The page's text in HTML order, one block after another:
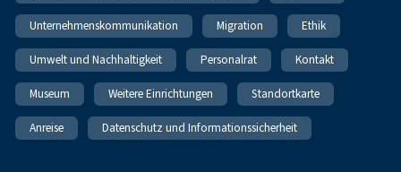
Unternehmenskommunikation Migration Ethik
Umwelt und Nachhaltigkeit Personalrat Kontakt
Museum Weitere Einrichtungen Standortkarte
Anreise Datenschutz und Informationssicherheit